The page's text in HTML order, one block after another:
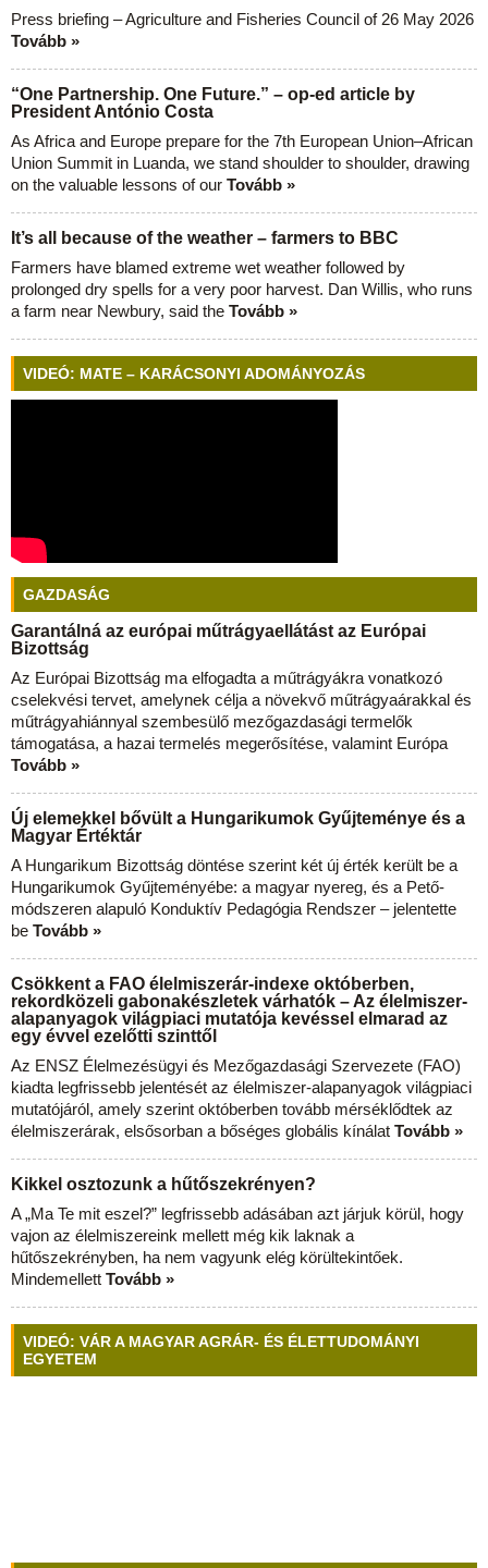
Press briefing – Agriculture and Fisheries Council of 26 May 2026
Tovább »
“One Partnership. One Future.” – op-ed article by
President António Costa
As Africa and Europe prepare for the 7th European Union–African
Union Summit in Luanda, we stand shoulder to shoulder, drawing
on the valuable lessons of our Tovább »
It’s all because of the weather – farmers to BBC
Farmers have blamed extreme wet weather followed by
prolonged dry spells for a very poor harvest. Dan Willis, who runs
a farm near Newbury, said the Tovább »
VIDEÓ: MATE – KARÁCSONYI ADOMÁNYOZÁS
GAZDASÁG
Garantálná az európai műtrágyaellátást az Európai
Bizottság
Az Európai Bizottság ma elfogadta a műtrágyákra vonatkozó
cselekvési tervet, amelynek célja a növekvő műtrágyaárakkal és
műtrágyahiánnyal szembesülő mezőgazdasági termelők
támogatása, a hazai termelés megerősítése, valamint Európa
Tovább »
Új elemekkel bővült a Hungarikumok Gyűjteménye és a
Magyar Értéktár
A Hungarikum Bizottság döntése szerint két új érték került be a
Hungarikumok Gyűjteményébe: a magyar nyereg, és a Pető-
módszeren alapuló Konduktív Pedagógia Rendszer – jelentette
be Tovább »
Csökkent a FAO élelmiszerár-indexe októberben,
rekordközeli gabonakészletek várhatók – Az élelmiszer-
alapanyagok világpiaci mutatója kevéssel elmarad az
egy évvel ezelőtti szinttől
Az ENSZ Élelmezésügyi és Mezőgazdasági Szervezete (FAO)
kiadta legfrissebb jelentését az élelmiszer-alapanyagok világpiaci
mutatójáról, amely szerint októberben tovább mérséklődtek az
élelmiszerárak, elsősorban a bőséges globális kínálat Tovább »
Kikkel osztozunk a hűtőszekrényen?
A „Ma Te mit eszel?” legfrissebb adásában azt járjuk körül, hogy
vajon az élelmiszereink mellett még kik laknak a
hűtőszekrényben, ha nem vagyunk elég körültekintőek.
Mindemellett Tovább »
VIDEÓ: VÁR A MAGYAR AGRÁR- ÉS ÉLETTUDOMÁNYI
EGYETEM